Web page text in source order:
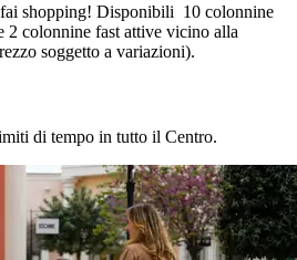
shopping! Disponibili 10 colonnine
2 colonnine fast attive vicino alla
soggetto a variazioni).
di tempo in tutto il Centro.